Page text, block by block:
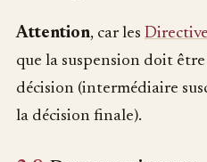
Attention, car les
que la suspension doit
décision (intermédiaire
la décision finale).